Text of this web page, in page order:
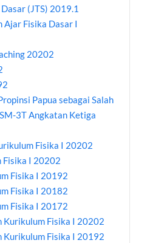
(JTS) 2019.1
Ajar Fisika Dasar I
20202
Papua sebagai Salah
3T Angkatan Ketiga
Fisika I 20202
Fisika I 20202
Fisika I 20192
Fisika I 20182
Fisika I 20172
Kurikulum Fisika I 20202
Kurikulum Fisika I 20192